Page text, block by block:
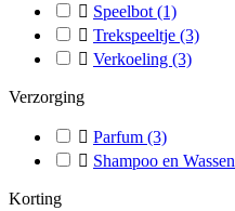
 Speelbot (1)
 Trekspeeltje (3)
 Verkoeling (3)
Verzorging
 Parfum (3)
 Shampoo en Wassen
Korting